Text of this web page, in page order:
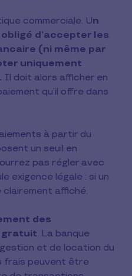
commerciale. Un
d’accepter les
(ni même par
uniquement
Il doit alors afficher en
qu’il offre dans
à partir du
un seuil en
pas régler avec
exigence légale : si un
clairement affiché.
des
gratuit. La banque
et de location du
frais peuvent être